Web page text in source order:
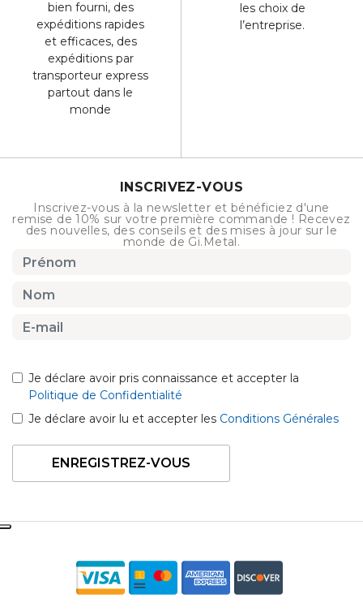
bien fourni, des
expéditions rapides
et efficaces, des
expéditions par
transporteur express
partout dans le
monde
les choix de
l’entreprise.
INSCRIVEZ-VOUS
Inscrivez-vous à la newsletter et bénéficiez d'une
remise de 10% sur votre première commande ! Recevez
des nouvelles, des conseils et des mises à jour sur le
monde de Gi.Metal.
Je déclare avoir pris connaissance et accepter la
Politique de Confidentialité
Je déclare avoir lu et accepter les Conditions Générales
ENREGISTREZ-VOUS